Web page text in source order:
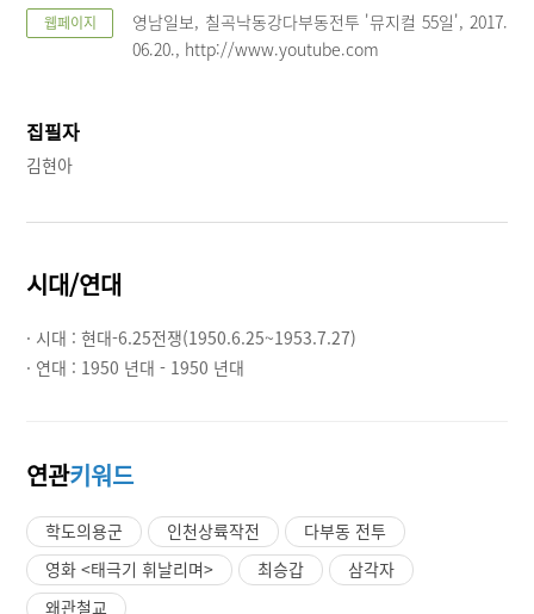
웹페이지
영남일보, 칠곡낙동강다부동전투 '뮤지컬 55일', 2017.
06.20., http://www.youtube.com
집필자
김현아
시대/연대
· 시대 :현대-6.25전쟁(1950.6.25~1953.7.27)
· 연대 : 1950 년대 - 1950 년대
연관키워드
학도의용군 인천상륙작전
다부동 전투
영화 <태극기 휘날리며>
최승갑
삼각자
왜관철교